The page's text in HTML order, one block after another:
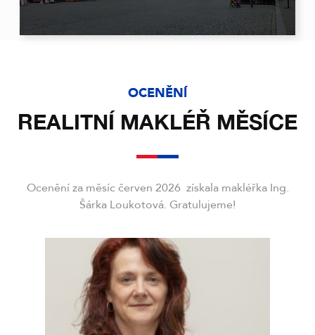
OCENĚNÍ
REALITNÍ MAKLÉŘ MĚSÍCE
Ocenění za měsíc červen 2026 získala makléřka Ing.
Šárka Loukotová. Gratulujeme!